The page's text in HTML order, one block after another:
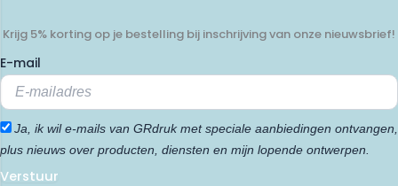
Krijg 5% korting op je bestelling bij inschrijving van onze nieuwsbrief!
E-mail
Ja, ik wil e-mails van GRdruk met speciale aanbiedingen ontvangen,
plus nieuws over producten, diensten en mijn lopende ontwerpen.
Verstuur